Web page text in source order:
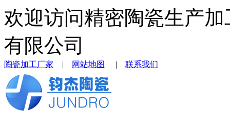
欢迎访问精密陶瓷生产
有限公司
陶瓷加工厂家 | 网站地图 | 联系我们